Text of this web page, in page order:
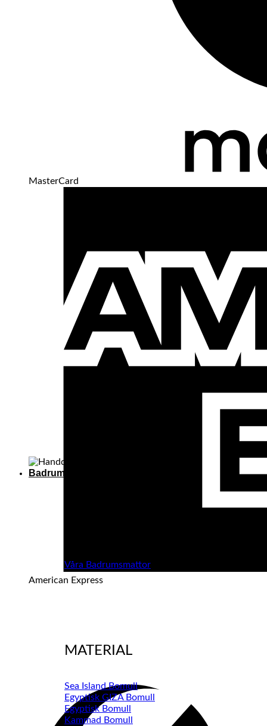
MasterCard
American Express
Badrumsmattor
Våra Badrumsmattor
MATERIAL
Sea Island Bomull
Egyptisk GIZA Bomull
Egyptisk Bomull
Kammad Bomull